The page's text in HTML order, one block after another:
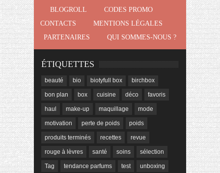
BLOGROLL
CODES PROMO
CONTACTS
MENTIONS LÉGALES
PARTENAIRES
QUI SOMMES-NOUS ?
ÉTIQUETTES
beauté bio biotyfull box birchbox
bon plan box cuisine déco favoris
haul make-up maquillage mode
motivation perte de poids poids
produits terminés recettes revue
rouge à lèvres santé soins sélection
Tag tendance parfums test unboxing